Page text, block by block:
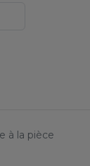
à la pièce